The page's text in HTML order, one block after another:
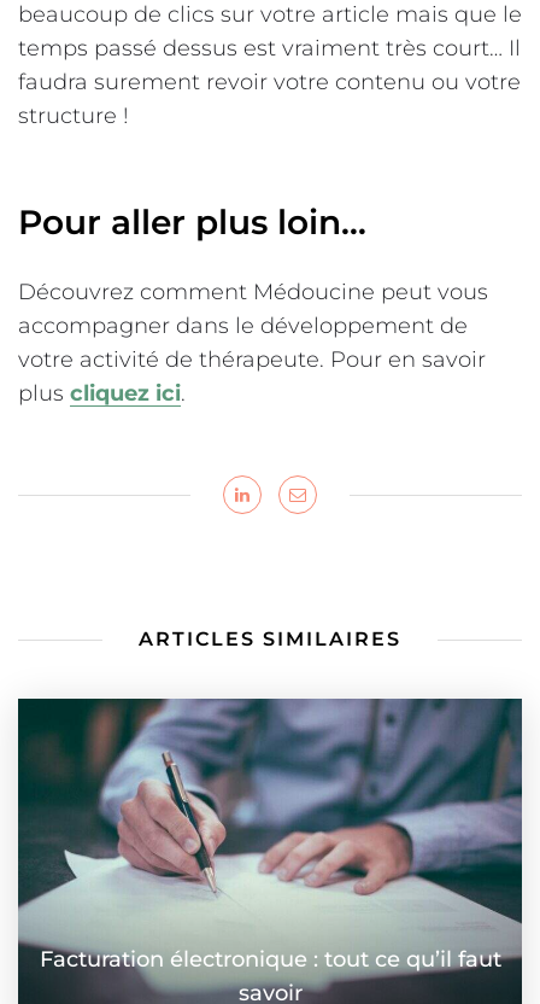
beaucoup de clics sur votre article mais que le
temps passé dessus est vraiment très court… Il
faudra surement revoir votre contenu ou votre
structure !
Pour aller plus loin…
Découvrez comment Médoucine peut vous
accompagner dans le développement de
votre activité de thérapeute. Pour en savoir
plus cliquez ici.
ARTICLES SIMILAIRES
Facturation électronique : tout ce qu’il faut
savoir